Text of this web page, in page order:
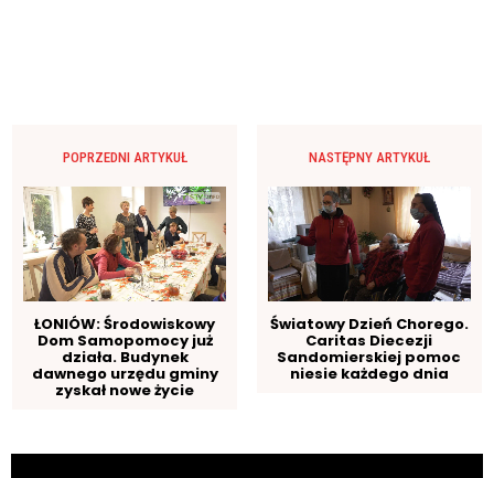
POPRZEDNI ARTYKUŁ
ŁONIÓW: Środowiskowy
Dom Samopomocy już
działa. Budynek
dawnego urzędu gminy
zyskał nowe życie
NASTĘPNY ARTYKUŁ
Światowy Dzień Chorego.
Caritas Diecezji
Sandomierskiej pomoc
niesie każdego dnia